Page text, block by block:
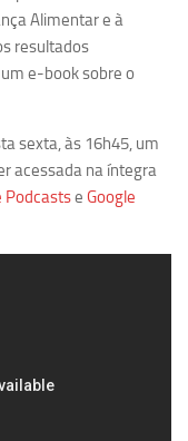
Alimentar e à
resultados
e-book sobre o
sexta, às 16h45, um
acessada na íntegra
Podcastse Google